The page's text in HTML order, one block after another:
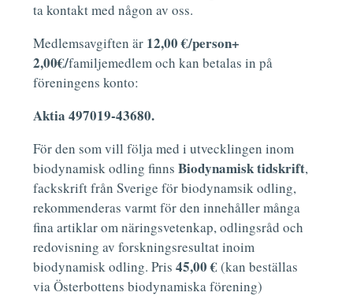
ta kontakt med någon av oss.
Medlemsavgiften är 12,00 €/person+
2,00€/familjemedlem och kan betalas in på
föreningens konto:
Aktia 497019-43680.
För den som vill följa med i utvecklingen inom
biodynamisk odling finnsBiodynamisk tidskrift,
fackskrift från Sverige för biodynamsik odling,
rekommenderas varmt för den innehåller många
fina artiklar om näringsvetenkap, odlingsråd och
redovisning av forskningsresultat inoim
biodynamisk odling. Pris 45,00 €(kan beställas
via Österbottens biodynamiska förening)